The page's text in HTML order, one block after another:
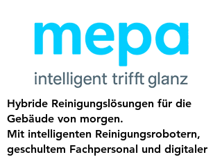
Hybride Reinigungs­lösungen für die
Gebäude von morgen.
Mit intelligenten Reinigungsrobotern,
geschultem Fachpersonal und digitaler